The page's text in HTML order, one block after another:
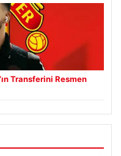
Transferini Resmen